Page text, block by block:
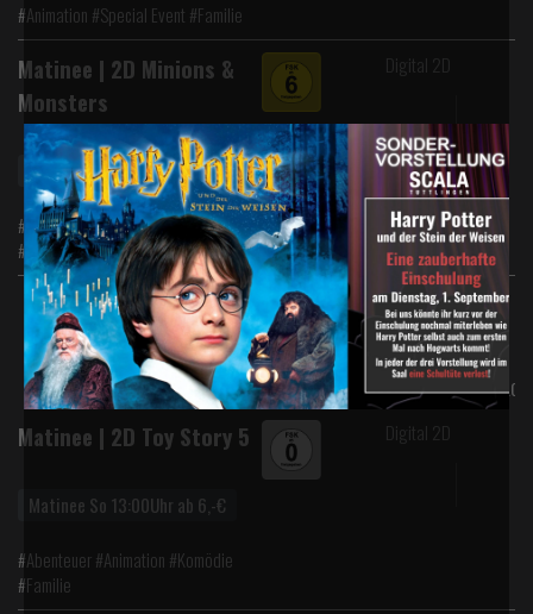
#Animation #Special Event #Familie
Matinee | 2D Minions &
Monsters
Matinee So 12:50Uhr ab 6,-€
#Animation #Abenteuer #Familie
#Komödie
Digital 2D
FSK* Mo., 03.08. Di., 04.08.
Matinee | 2D Toy Story 5
Matinee So 13:00Uhr ab 6,-€
#Abenteuer #Animation #Komödie
#Familie
Digital 2D